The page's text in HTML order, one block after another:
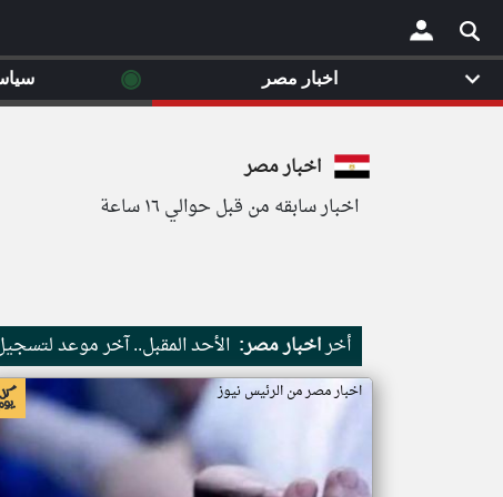
×
اخبار مصر
اخبار سابقه من قبل حوالي ١٦ ساعة
أخراخبار مصر: الأحد المقبل.. آخر موعد
اخبار مصر من الرئيس نيوز
اخبار مصر ◉